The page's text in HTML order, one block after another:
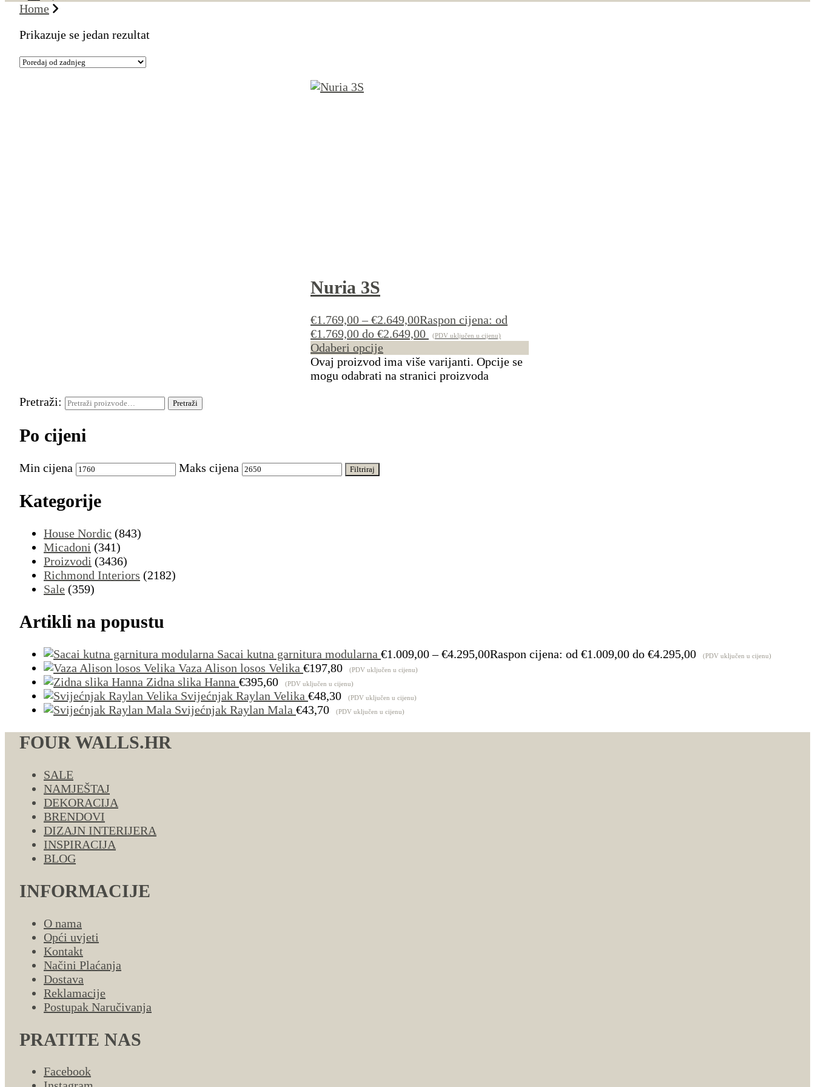
Home
Prikazuje se jedan rezultat
Nuria 3S
€1.769,00 – €2.649,00Raspon cijena: od
€1.769,00 do €2.649,00
(PDV uključen u cijenu)
Odaberi opcije
Ovaj proizvod ima više varijanti. Opcije se
mogu odabrati na stranici proizvoda
Pretraži:
Pretraži
Po cijeni
Min cijena Maks cijena Filtriraj
Kategorije
House Nordic (843)
Micadoni (341)
Proizvodi (3436)
Richmond Interiors (2182)
Sale (359)
Artikli na popustu
Sacai kutna garnitura modularna €1.009,00 – €4.295,00Raspon cijena: od €1.009,00 do €4.295,00 (PDV uključen u cijenu)
Vaza Alison losos Velika €197,80 (PDV uključen u cijenu)
Zidna slika Hanna €395,60 (PDV uključen u cijenu)
Svijećnjak Raylan Velika €48,30 (PDV uključen u cijenu)
Svijećnjak Raylan Mala €43,70 (PDV uključen u cijenu)
FOUR WALLS.HR
SALE
NAMJEŠTAJ
DEKORACIJA
BRENDOVI
DIZAJN INTERIJERA
INSPIRACIJA
BLOG
INFORMACIJE
O nama
Opći uvjeti
Kontakt
Načini Plaćanja
Dostava
Reklamacije
Postupak Naručivanja
PRATITE NAS
Facebook